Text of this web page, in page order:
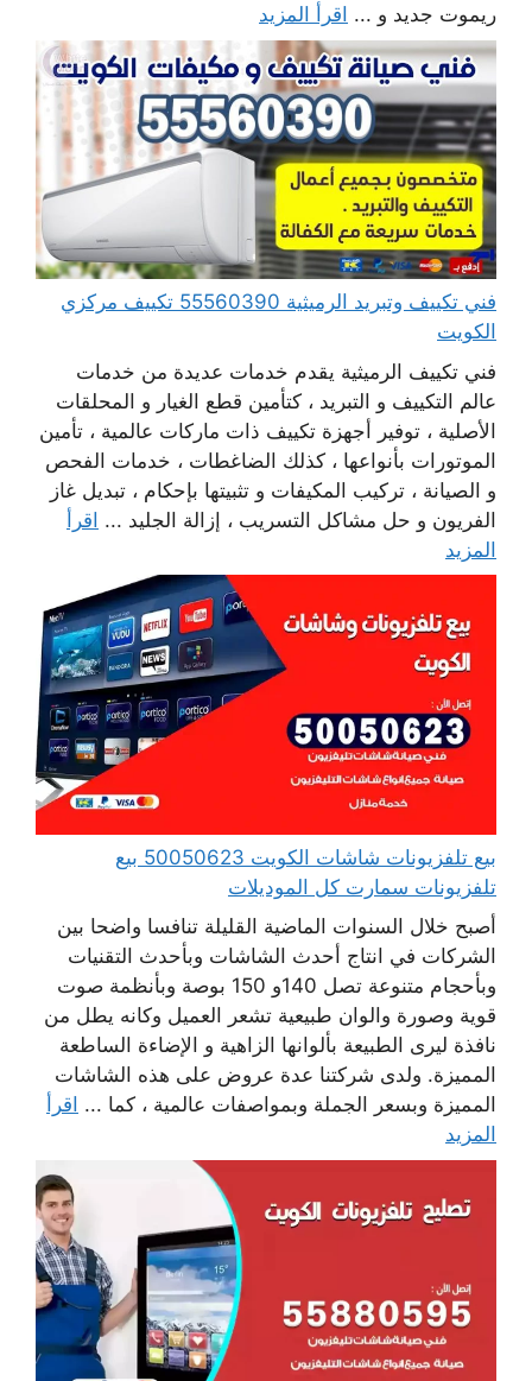
ريموت جديد و ... اقرأ المزيد
فني تكييف وتبريد الرميثية 55560390 تكييف مركزي
الكويت
فني تكييف الرميثية يقدم خدمات عديدة من خدمات
عالم التكييف و التبريد ، كتأمين قطع الغيار و المحلقات
الأصلية ، توفير أجهزة تكييف ذات ماركات عالمية ، تأمين
الموتورات بأنواعها ، كذلك الضاغطات ، خدمات الفحص
و الصيانة ، تركيب المكيفات و تثبيتها بإحكام ، تبديل غاز
الفريون و حل مشاكل التسريب ، إزالة الجليد ... اقرأ
المزيد
بيع تلفزيونات شاشات الكويت 50050623 بيع
تلفزيونات سمارت كل الموديلات
أصبح خلال السنوات الماضية القليلة تنافسا واضحا بين
الشركات في انتاج أحدث الشاشات وبأحدث التقنيات
وبأحجام متنوعة تصل 140و 150 بوصة وبأنظمة صوت
قوية وصورة والوان طبيعية تشعر العميل وكانه يطل من
نافذة ليرى الطبيعة بألوانها الزاهية و الإضاءة الساطعة
المميزة. ولدى شركتنا عدة عروض على هذه الشاشات
المميزة وبسعر الجملة وبمواصفات عالمية ، كما ... اقرأ
المزيد